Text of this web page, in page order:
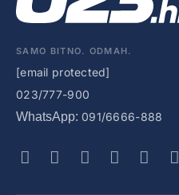
SAMO BITNO. ODMAH.
[email protected]
023/777-900
WhatsApp: 091/6666-888